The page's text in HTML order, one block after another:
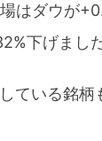
はダウが
下げました
ている銘柄